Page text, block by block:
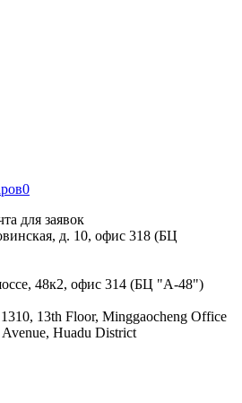
0
для заявок
д. 10, офис 318 (БЦ
48к2, офис 314 (БЦ "А-48")
13th Floor, Minggaocheng Office
Huadu District